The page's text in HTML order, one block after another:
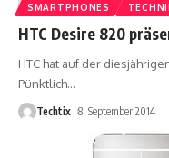
SMARTPHONES
HTC Desire 820
HTC hat auf der
Pünktlich…
Techtix 8. September 2014